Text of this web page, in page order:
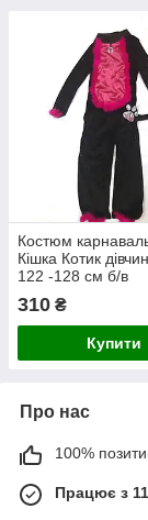
Костюм
Кішка Котик
122 -128 см б/в
310 ₴
Купити
Про нас
100%
Працює з